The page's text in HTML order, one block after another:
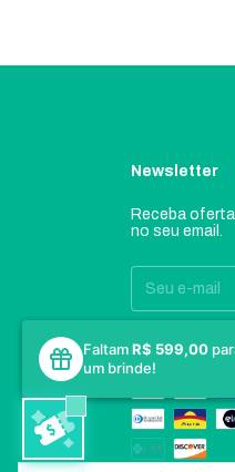
FaltamR$ 599,00
um brinde!
Newsletter
Receba
no seu email.
pagamento